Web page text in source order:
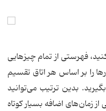
فهرستی از تمام چیزهایی
را بر اساس هر اتاق تقسیم
بدین ترتیب می‌توانید
زمان‌های اضافه بسیار کوتاه